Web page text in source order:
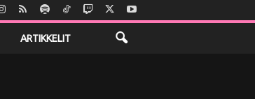
ARTIKKELIT